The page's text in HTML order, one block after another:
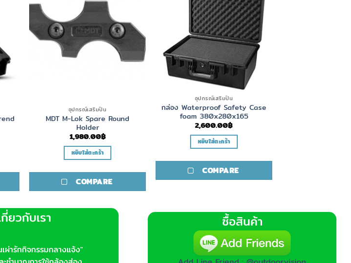
อุปกรณ์เสริมปืน
MDT M-Lok Spare Round
Holder
1,980.00฿
หยิบใส่ตะกร้า
COMPARE
อุปกรณ์เสริมปืน
กล่อง Waterproof Safety Case
foam 380x280x165
2,600.00฿
หยิบใส่ตะกร้า
COMPARE
กี่ยวกับเรา
เผ่ารักกิจกรรมกลางแจ้ง"
ซื้อสินค้า